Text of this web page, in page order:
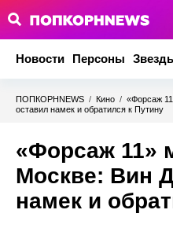
Новости Персоны
ПОПКОРНNEWS / Кино / «Форсаж
оставил намек и обратился к Путину
«Форсаж 11»
Москве: Вин
намек и